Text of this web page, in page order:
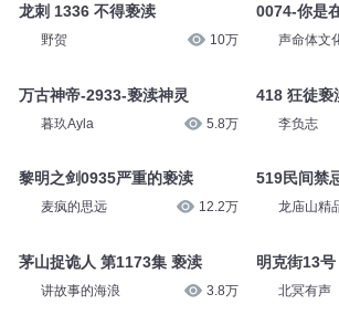
龙刺 1336 不得亵渎
野贺 10万
万古神帝-2933-亵渎神灵
暮玖Ayla 5.8万
黎明之剑0935严重的亵渎
麦疯的思远 12.2万
茅山捉诡人 第1173集 亵渎
讲故事的海浪 3.8万
0074-你是
声命体文
418 狂徒亵
李负志
519民间禁
龙庙山精
明克街13
北冥有声